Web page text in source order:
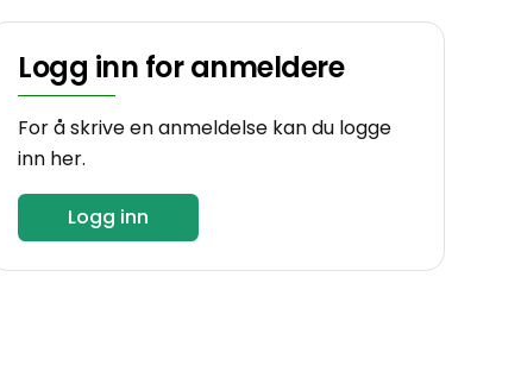
Logg inn for anmeldere
For å skrive en anmeldelse kan du logge
inn her.
Logg inn